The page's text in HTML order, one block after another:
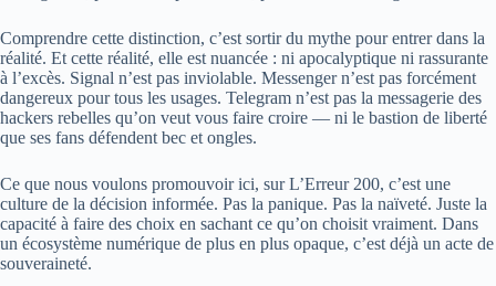
Comprendre cette distinction, c’est sortir du mythe pour entrer dans la
réalité. Et cette réalité, elle est nuancée : ni apocalyptique ni rassurante
à l’excès. Signal n’est pas inviolable. Messenger n’est pas forcément
dangereux pour tous les usages. Telegram n’est pas la messagerie des
hackers rebelles qu’on veut vous faire croire — ni le bastion de liberté
que ses fans défendent bec et ongles.
Ce que nous voulons promouvoir ici, sur L’Erreur 200, c’est une
culture de la décision informée. Pas la panique. Pas la naïveté. Juste la
capacité à faire des choix en sachant ce qu’on choisit vraiment. Dans
un écosystème numérique de plus en plus opaque, c’est déjà un acte de
souveraineté.